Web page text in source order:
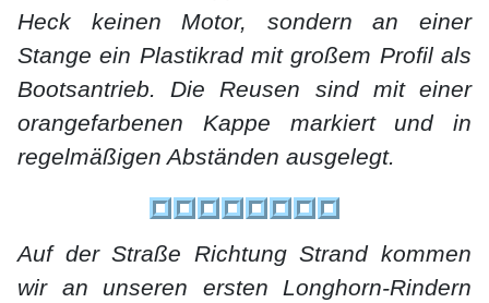
Heck keinen Motor, sondern an einer
Stange ein Plastikrad mit großem Profil als
Bootsantrieb. Die Reusen sind mit einer
orangefarbenen Kappe markiert und in
regelmäßigen Abständen ausgelegt.
Auf der Straße Richtung Strand kommen
wir an unseren ersten Longhorn-Rindern